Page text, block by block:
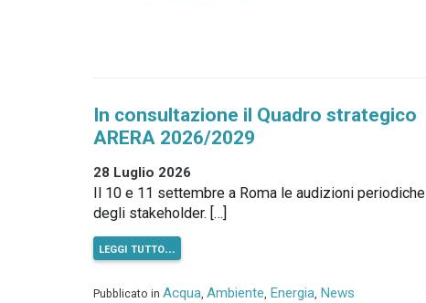
In consultazione il Quadro strategico
ARERA 2026/2029
28 Luglio 2026
Il 10 e 11 settembre a Roma le audizioni periodiche
degli stakeholder. […]
leggi tutto…
Pubblicato in Acqua, Ambiente, Energia, News